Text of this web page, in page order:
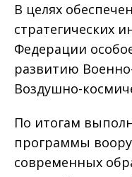
В целях
стратегических
Федерации
развитию
Воздушно-
По итогам
программы
современных